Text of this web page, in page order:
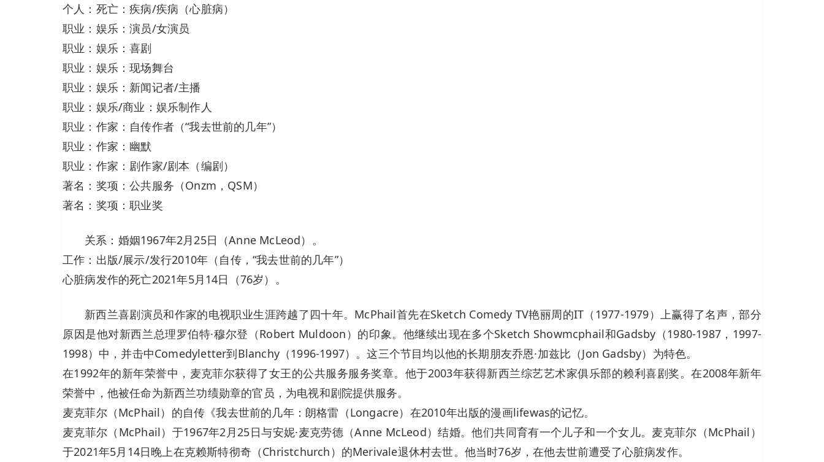
个人：死亡：疾病/疾病（心脏病）
职业：娱乐：演员/女演员
职业：娱乐：喜剧
职业：娱乐：现场舞台
职业：娱乐：新闻记者/主播
职业：娱乐/商业：娱乐制作人
职业：作家：自传作者（“我去世前的几年”）
职业：作家：幽默
职业：作家：剧作家/剧本（编剧）
著名：奖项：公共服务（Onzm，QSM）
著名：奖项：职业奖
关系：婚姻1967年2月25日（Anne McLeod）。
工作：出版/展示/发行2010年（自传，“我去世前的几年”）
心脏病发作的死亡2021年5月14日（76岁）。
新西兰喜剧演员和作家的电视职业生涯跨越了四十年。McPhail首先在Sketch Comedy TV艳丽周的IT（1977-1979）上赢得了名声，部分
原因是他对新西兰总理罗伯特·穆尔登（Robert Muldoon）的印象。他继续出现在多个Sketch Showmcphail和Gadsby（1980-1987，1997-
1998）中，并击中Comedyletter到Blanchy（1996-1997）。这三个节目均以他的长期朋友乔恩·加兹比（Jon Gadsby）为特色。
在1992年的新年荣誉中，麦克菲尔获得了女王的公共服务服务奖章。他于2003年获得新西兰综艺艺术家俱乐部的赖利喜剧奖。在2008年新年
荣誉中，他被任命为新西兰功绩勋章的官员，为电视和剧院提供服务。
麦克菲尔（McPhail）的自传《我去世前的几年：朗格雷（Longacre）在2010年出版的漫画lifewas的记忆。
麦克菲尔（McPhail）于1967年2月25日与安妮·麦克劳德（Anne McLeod）结婚。他们共同育有一个儿子和一个女儿。麦克菲尔（McPhail）
于2021年5月14日晚上在克赖斯特彻奇（Christchurch）的Merivale退休村去世。他当时76岁，在他去世前遭受了心脏病发作。